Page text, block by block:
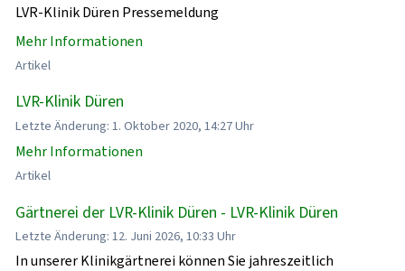
LVR-Klinik Düren Pressemeldung
Mehr Informationen
Artikel
LVR-Klinik Düren
Letzte Änderung: 1. Oktober 2020, 14:27 Uhr
Mehr Informationen
Artikel
Gärtnerei der LVR-Klinik Düren - LVR-Klinik Düren
Letzte Änderung: 12. Juni 2026, 10:33 Uhr
In unserer Klinikgärtnerei können Sie jahreszeitlich